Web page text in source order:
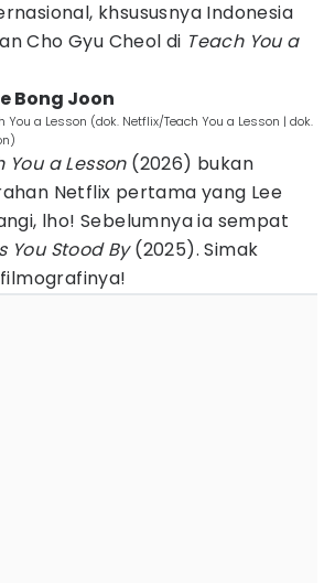
khsususnya Indonesia
Cho Gyu Cheol di Teach You a
Bong Joon
You a Lesson (dok. Netflix/Teach You a Lesson | dok.
You a Lesson (2026) bukan
Netflix pertama yang Lee
lho! Sebelumnya ia sempat
You Stood By(2025). Simak